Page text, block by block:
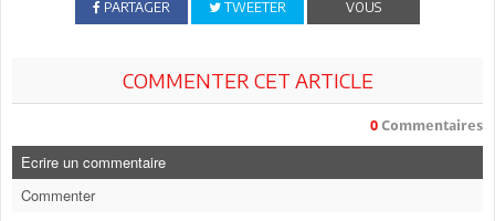
PARTAGER TWEETER
VOUS
COMMENTER CET ARTICLE
0 Commentaires
Ecrire un commentaire
Commenter